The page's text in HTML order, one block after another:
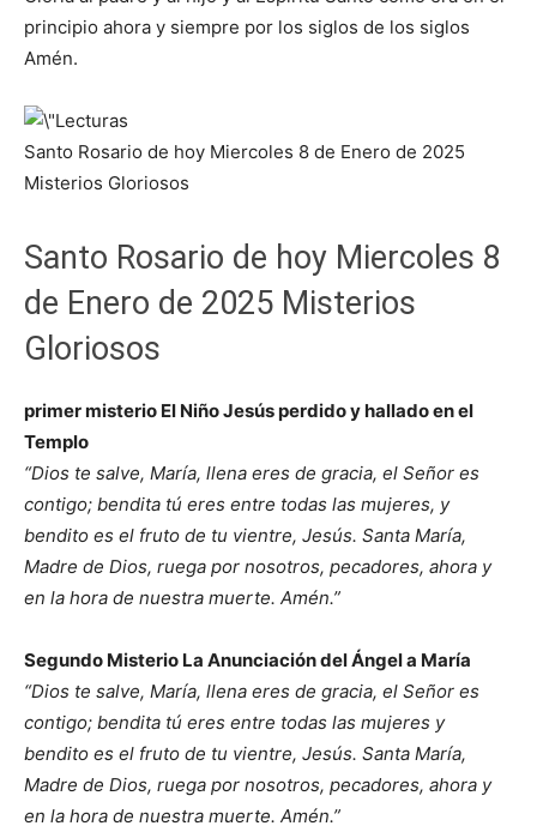
principio ahora y siempre por los siglos de los siglos
Amén.
Santo Rosario de hoy Miercoles 8 de Enero de 2025
Misterios Gloriosos
Santo Rosario de hoy Miercoles 8
de Enero de 2025 Misterios
Gloriosos
primer misterio El Niño Jesús perdido y hallado en el
Templo
“Dios te salve, María, llena eres de gracia, el Señor es
contigo; bendita tú eres entre todas las mujeres, y
bendito es el fruto de tu vientre, Jesús. Santa María,
Madre de Dios, ruega por nosotros, pecadores, ahora y
en la hora de nuestra muerte. Amén.”
Segundo Misterio La Anunciación del Ángel a María
“Dios te salve, María, llena eres de gracia, el Señor es
contigo; bendita tú eres entre todas las mujeres y
bendito es el fruto de tu vientre, Jesús. Santa María,
Madre de Dios, ruega por nosotros, pecadores, ahora y
en la hora de nuestra muerte. Amén.”